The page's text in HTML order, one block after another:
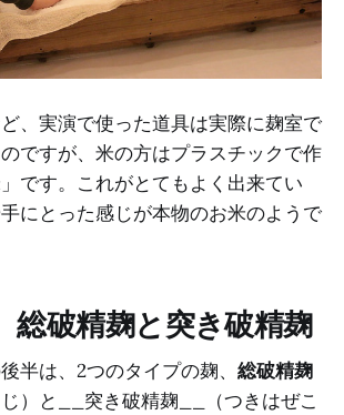
、実演で使った道具は実際に麹室で
ですが、米の方はプラスチックで作
です。これがとてもよく出来てい
にとった感じが本物のお米のようで
総破精麹と突き破精麹
半は、2つのタイプの麹、 総破精麹
じ）と__突き破精麹__（つきはぜこ